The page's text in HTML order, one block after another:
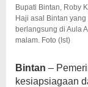
Bupati Bintan, Roby
Haji asal Bintan
berlangsung di Aula
malam. Foto (Ist)
Bintan –
kesiapsiagaan